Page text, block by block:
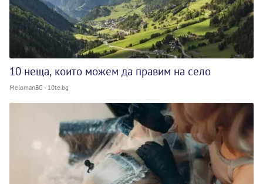
10 неща, които можем да правим на село
MelomanBG - 10te.bg